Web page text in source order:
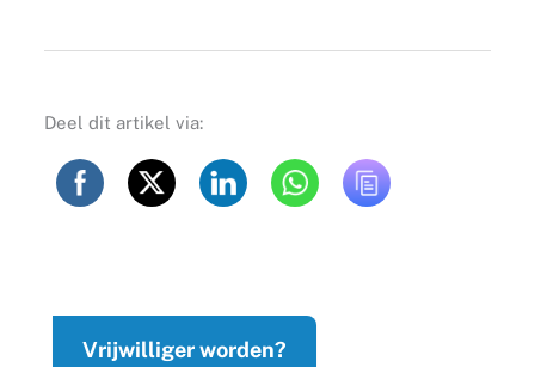
Deel dit artikel via:
Vrijwilliger worden?